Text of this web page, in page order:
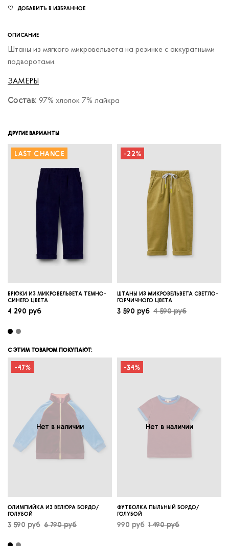
ДОБАВИТЬ В ИЗБРАННОЕ
ОПИСАНИЕ
Штаны из мягкого микровельвета на резинке с аккуратными
подворотами.
ЗАМЕРЫ
Состав: 97% хлопок 7% лайкра
ДРУГИЕ ВАРИАНТЫ
LAST CHANCE
БРЮКИ ИЗ МИКРОВЕЛЬВЕТА ТЕМНО-
СИНЕГО ЦВЕТА
4 290 руб
-22%
ШТАНЫ ИЗ МИКРОВЕЛЬВЕТА СВЕТЛО-
ГОРЧИЧНОГО ЦВЕТА
4 590 руб
3 590 руб
С ЭТИМ ТОВАРОМ ПОКУПАЮТ:
Нет в наличии
-47%
ОЛИМПИЙКА ИЗ ВЕЛЮРА БОРДО/
ГОЛУБОЙ
6 790 руб
3 590 руб
Нет в наличии
-34%
ФУТБОЛКА ПЫЛЬНЫЙ БОРДО/
ГОЛУБОЙ
1 490 руб
990 руб